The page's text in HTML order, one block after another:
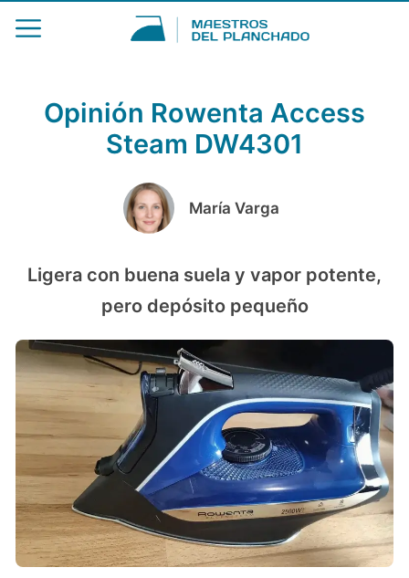
Opinión Rowenta Access
Steam DW4301
María Varga
Ligera con buena suela y vapor potente,
pero depósito pequeño